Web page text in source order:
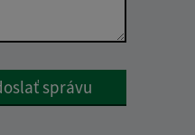
Response
správu